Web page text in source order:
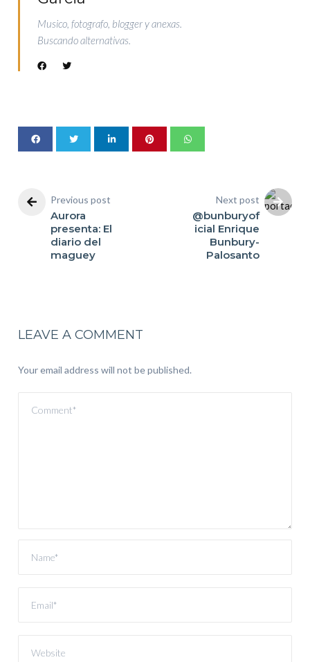
Musico, fotografo, blogger y anexas.
Buscando alternativas.
Previous post
Aurora
presenta: El
diario del
maguey
Next post
@bunburyof
icial Enrique
Bunbury-
Palosanto
LEAVE A COMMENT
Your email address will not be published.